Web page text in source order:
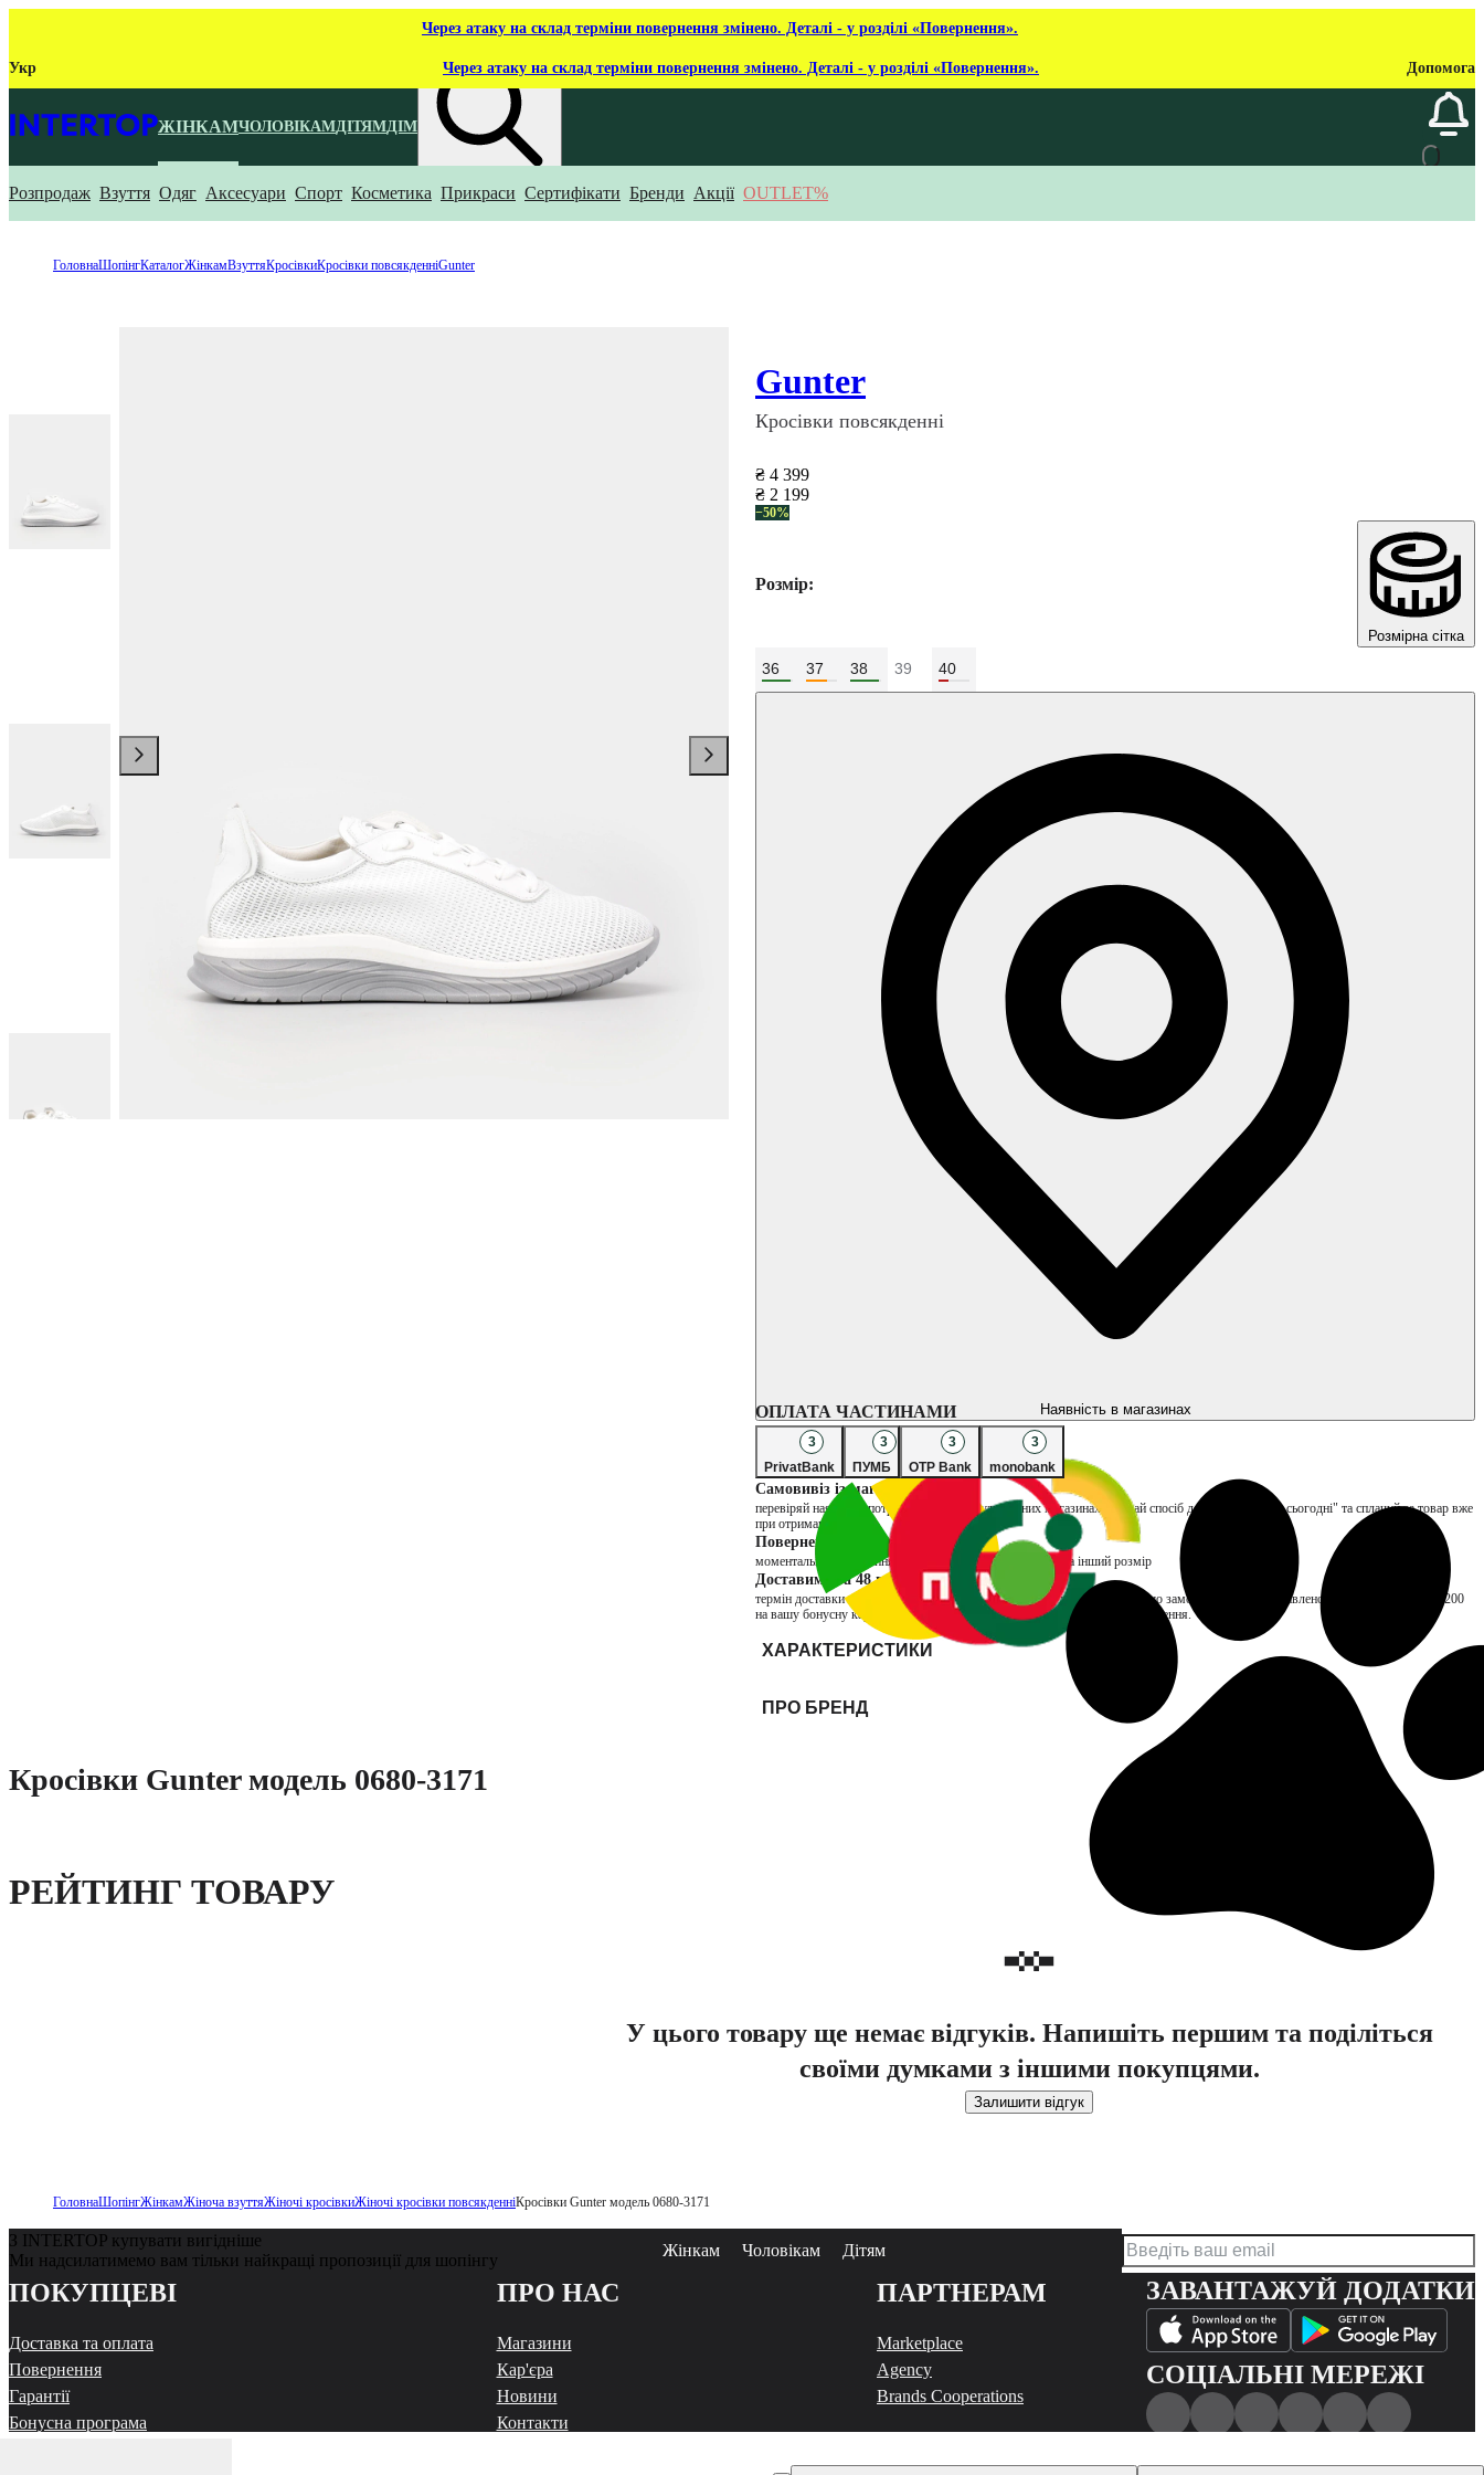
Через атаку на склад терміни повернення змінено. Деталі - у розділі «Повернення».
Укр Через атаку на склад терміни повернення змінено. Деталі - у розділі «Повернення». Допомога
ЖІНКАМЧОЛОВІКАМДІТЯМДІМ
Що ти шукаєш?
Розпродаж Взуття Одяг Аксесуари Спорт Косметика Прикраси Сертифікати Бренди Акції OUTLET%
ГоловнаШопінгКаталогЖінкамВзуттяКросівкиКросівки повсякденніGunter
Gunter
Кросівки повсякденні
₴ 4 399
₴ 2 199
−50%
Розмір:
Розмірна сітка
36 37 38 39 40
Наявність в магазинах
ОПЛАТА ЧАСТИНАМИ
3
PrivatBank
3
ПУМБ
3
OTP Bank
3
monobank
Самовивіз із магазину
перевіряй наявність потрібних товарів в улюблених магазинах, обирай спосіб доставки "Заберу сьогодні" та сплачуй за товар вже
при отриманні
Повернення через магазин
моментальне повернення коштів та можливість обміну на інший розмір
Доставимо за 48 годин
термін доставки товарів продавця INTERTOP складає до 48 годин. Якщо замовлення буде доставлено пізніше, нарахуємо ₴200
на вашу бонусну карту. Бонуси нараховуються тільки за отримані замовлення.
ХАРАКТЕРИСТИКИ
ПРО БРЕНД
Кросівки Gunter модель 0680-3171
РЕЙТИНГ ТОВАРУ
У цього товару ще немає відгуків. Напишіть першим та поділіться
своїми думками з іншими покупцями.
Залишити відгук
ГоловнаШопінгЖінкамЖіноча взуттяЖіночі кросівкиЖіночі кросівки повсякденніКросівки Gunter модель 0680-3171
З INTERTOP купувати вигідніше
Ми надсилатимемо вам тільки найкращі пропозиції для шопінгу
Жінкам Чоловікам Дітям
ПОКУПЦЕВІ
Доставка та оплата
Повернення
Гарантії
Бонусна програма
ПРО НАС
Магазини
Кар'єра
Новини
Контакти
ПАРТНЕРАМ
Marketplace
Agency
Brands Cooperations
ЗАВАНТАЖУЙ ДОДАТКИ
СОЦІАЛЬНІ МЕРЕЖІ